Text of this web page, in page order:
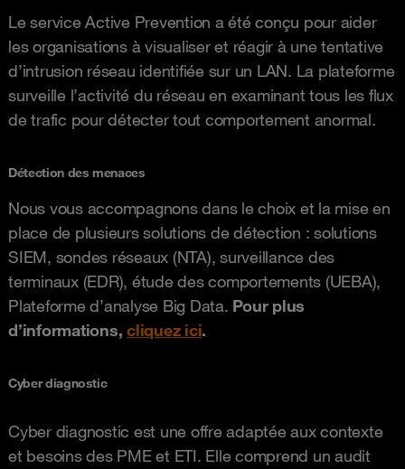
Le service Active Prevention a été conçu pour aider
les organisations à visualiser et réagir à une tentative
d’intrusion réseau identifiée sur un LAN. La plateforme
surveille l’activité du réseau en examinant tous les flux
de trafic pour détecter tout comportement anormal.
Détection des menaces
Nous vous accompagnons dans le choix et la mise en
place de plusieurs solutions de détection : solutions
SIEM, sondes réseaux (NTA), surveillance des
terminaux (EDR), étude des comportements (UEBA),
Plateforme d’analyse Big Data. Pour plus
d’informations, cliquez ici.
Cyber diagnostic
Cyber diagnostic est une offre adaptée aux contexte
et besoins des PME et ETI. Elle comprend un audit